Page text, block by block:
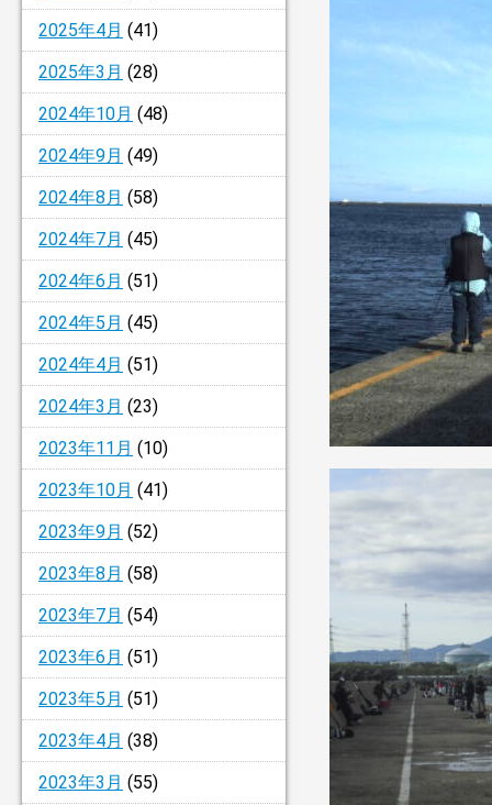
2025年4月 (41)
2025年3月 (28)
2024年10月 (48)
2024年9月 (49)
2024年8月 (58)
2024年7月 (45)
2024年6月 (51)
2024年5月 (45)
2024年4月 (51)
2024年3月 (23)
2023年11月 (10)
2023年10月 (41)
2023年9月 (52)
2023年8月 (58)
2023年7月 (54)
2023年6月 (51)
2023年5月 (51)
2023年4月 (38)
2023年3月 (55)